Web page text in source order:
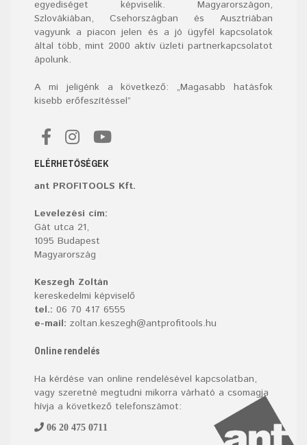
egyediséget képviselik. Magyarországon,
Szlovákiában, Csehországban és Ausztriában
vagyunk a piacon jelen és a jó ügyfél kapcsolatok
által több, mint 2000 aktív üzleti partnerkapcsolatot
ápolunk.
A mi jeligénk a következő: „Magasabb hatásfok
kisebb erőfeszítéssel”
ELÉRHETŐSÉGEK
ant PROFITOOLS Kft.
Levelezési cím:
Gát utca 21,
1095 Budapest
Magyarország
Keszegh Zoltán
kereskedelmi képviselő
tel.: 06 70 417 6555
e-mail: zoltan.keszegh@antprofitools.hu
Online rendelés
Ha kérdése van online rendelésével kapcsolatban,
vagy szeretné megtudni mikorra várható a csomagja
hívja a következő telefonszámot:
06 20 475 0711